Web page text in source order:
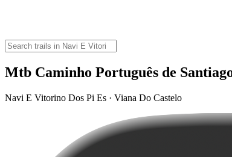
Mtb Caminho Português de
Navi E Vitorino Dos Pi Es · Viana Do Castelo